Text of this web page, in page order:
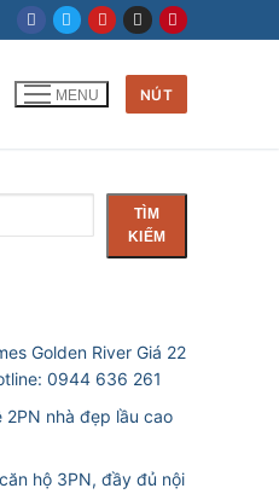
cho:
MENU NÚT
TÌM
KIẾM
Golden River Giá 22
0944 636 261
2PN nhà đẹp lầu cao
hộ 3PN, đầy đủ nội